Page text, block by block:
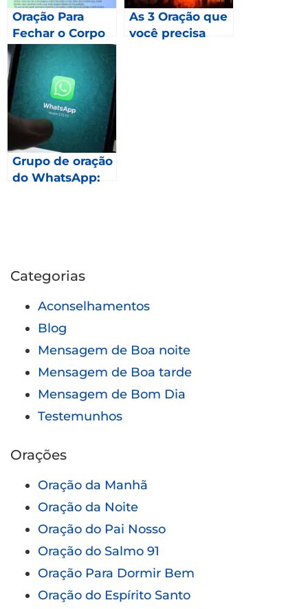
Oração Para
Fechar o Corpo
As 3 Oração que
você precisa
Grupo de oração
do WhatsApp:
Categorias
Aconselhamentos
Blog
Mensagem de Boa noite
Mensagem de Boa tarde
Mensagem de Bom Dia
Testemunhos
Orações
Oração da Manhã
Oração da Noite
Oração do Pai Nosso
Oração do Salmo 91
Oração Para Dormir Bem
Oração do Espírito Santo